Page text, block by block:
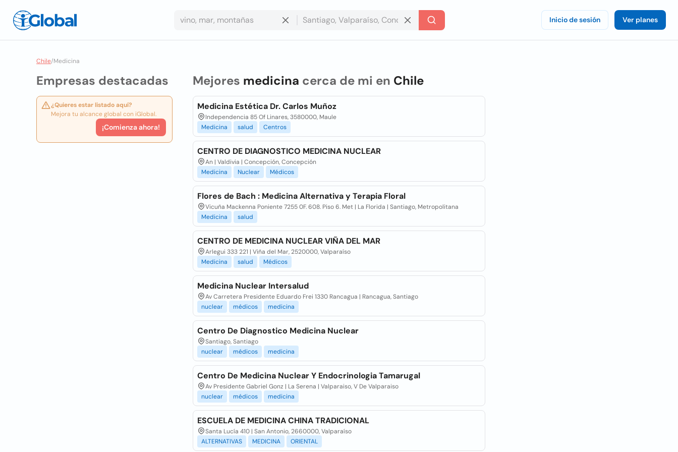
Inicio de sesión Ver planes
Chile/Medicina
Empresas destacadas
¿Quieres estar listado aquí?
Mejora tu alcance global con iGlobal.
¡Comienza ahora!
Mejores medicina cerca de mi en Chile
Medicina Estética Dr. Carlos Muñoz
Independencia 85 Of Linares, 3580000, Maule
Medicina
salud Centros
CENTRO DE DIAGNOSTICO MEDICINA NUCLEAR
An | Valdivia | Concepción, Concepción
Medicina
Nuclear Médicos
Flores de Bach : Medicina Alternativa y Terapia Floral
Vicuña Mackenna Poniente 7255 0F. 608. Piso 6. Met | La Florida | Santiago, Metropolitana
Medicina
salud
CENTRO DE MEDICINA NUCLEAR VIÑA DEL MAR
Arlegui 333 221 | Viña del Mar, 2520000, Valparaíso
Medicina
salud Médicos
Medicina Nuclear Intersalud
Av Carretera Presidente Eduardo Frei 1330 Rancagua | Rancagua, Santiago
nuclear
médicos medicina
Centro De Diagnostico Medicina Nuclear
Santiago, Santiago
nuclear
médicos medicina
Centro De Medicina Nuclear Y Endocrinologia Tamarugal
Av Presidente Gabriel Gonz | La Serena | Valparaiso, V De Valparaiso
nuclear
médicos medicina
ESCUELA DE MEDICINA CHINA TRADICIONAL
Santa Lucía 410 | San Antonio, 2660000, Valparaíso
ALTERNATIVAS
MEDICINA ORIENTAL